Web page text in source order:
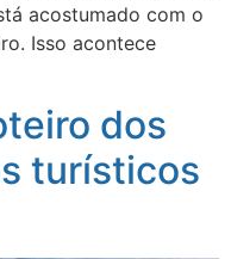
acostumado com o
Isso acontece
dos
turísticos